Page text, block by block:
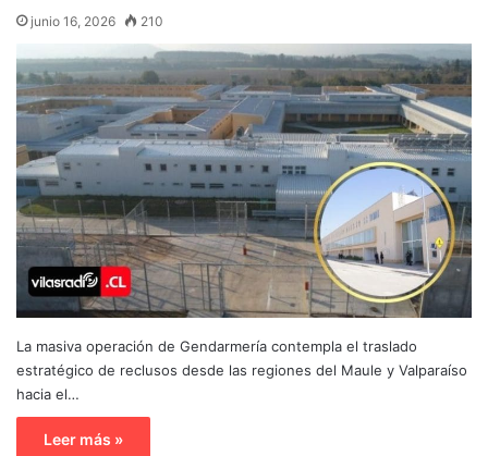
junio 16, 2026 210
La masiva operación de Gendarmería contempla el traslado
estratégico de reclusos desde las regiones del Maule y Valparaíso
hacia el…
Leer más »